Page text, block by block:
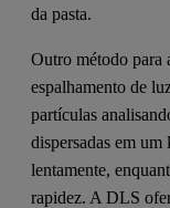
da pasta.
Outro método para
espalhamento de
partículas
dispersadas em
lentamente,
rapidez. A DLS